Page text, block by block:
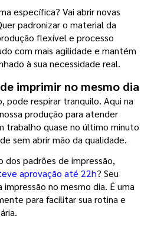
específica? Vai abrir novas
padronizar o material da
flexível e processo
com mais agilidade e mantém
à sua necessidade real.
imprimir no mesmo dia
produção para atender
trabalho quase no último minuto
sem abrir mão da qualidade.
dos padrões de impressão,
aprovação até 22h? Seu
no mesmo dia. É uma
para facilitar sua rotina e